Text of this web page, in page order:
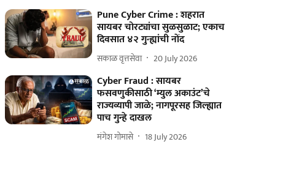
Pune Cyber Crime : शहरात
सायबर चोरट्यांचा सुळसुळाट; एकाच
दिवसात ४२ गुन्ह्यांची नोंद
सकाळ वृत्तसेवा 20 July 2026
Cyber Fraud : सायबर
फसवणुकीसाठी ‘म्युल अकाउंट’चे
राज्यव्यापी जाळे; नागपूरसह जिल्ह्यात
पाच गुन्हे दाखल
मंगेश गोमासे 18 July 2026